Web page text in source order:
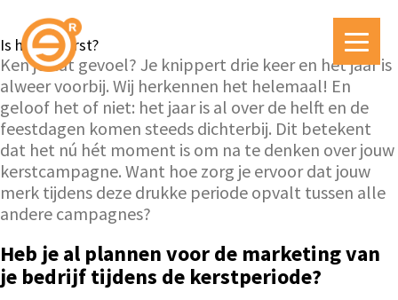
Is het al Kerst?
Ken je dat gevoel? Je knippert drie keer en het jaar is
alweer voorbij. Wij herkennen het helemaal! En
geloof het of niet: het jaar is al over de helft en de
feestdagen komen steeds dichterbij. Dit betekent
dat het nú hét moment is om na te denken over jouw
kerstcampagne. Want hoe zorg je ervoor dat jouw
merk tijdens deze drukke periode opvalt tussen alle
andere campagnes?
Heb je al plannen voor de marketing van
je bedrijf tijdens de kerstperiode?